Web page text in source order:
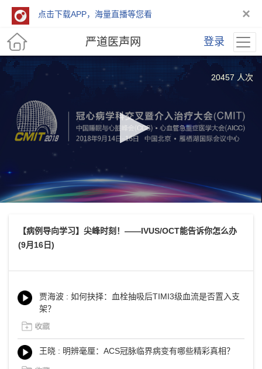
点击下载APP，海量直播等您看 ×
严道医声网 登录
20457 人次
【病例导向学习】尖峰时刻！——IVUS/OCT能告诉你怎么办
(9月16日)
贾海波 : 如何抉择：血栓抽吸后TIMI3级血流是否置入支
架？
王晓 : 明辨毫厘：ACS冠脉临界病变有哪些精彩真相？